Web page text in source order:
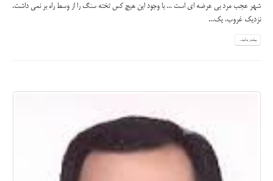
شهر عجب مرد بي عرضه اي است ... با وجود اين هيچ کس تخته سنگ را از وسط راه بر نمي داشت.
نزديک غروب، يک...
بیشتر بدانید...